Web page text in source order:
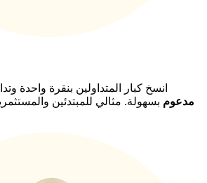
| Daily Rewards
انسخ كبار المتداولين بنقرة واحدة
مدعوم بسهولة. مثالي للمبتدئين